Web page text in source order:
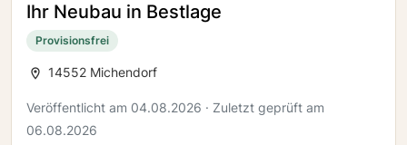
Ihr Neubau in Bestlage
Provisionsfrei
14552 Michendorf
Veröffentlicht am 04.08.2026 · Zuletzt geprüft am
06.08.2026